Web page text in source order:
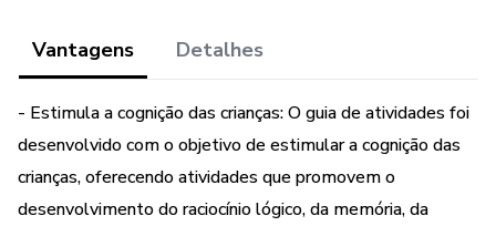
Vantagens Detalhes
- Estimula a cognição das crianças: O guia de atividades foi
desenvolvido com o objetivo de estimular a cognição das
crianças, oferecendo atividades que promovem o
desenvolvimento do raciocínio lógico, da memória, da